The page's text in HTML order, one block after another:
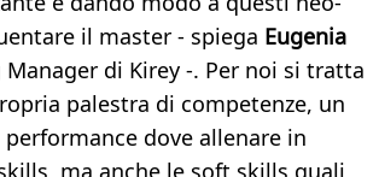
il master - spiega Eugenia
Manager di Kirey -. Per noi si tratta
palestra di competenze, un
dove allenare in
ma anche le soft skills quali